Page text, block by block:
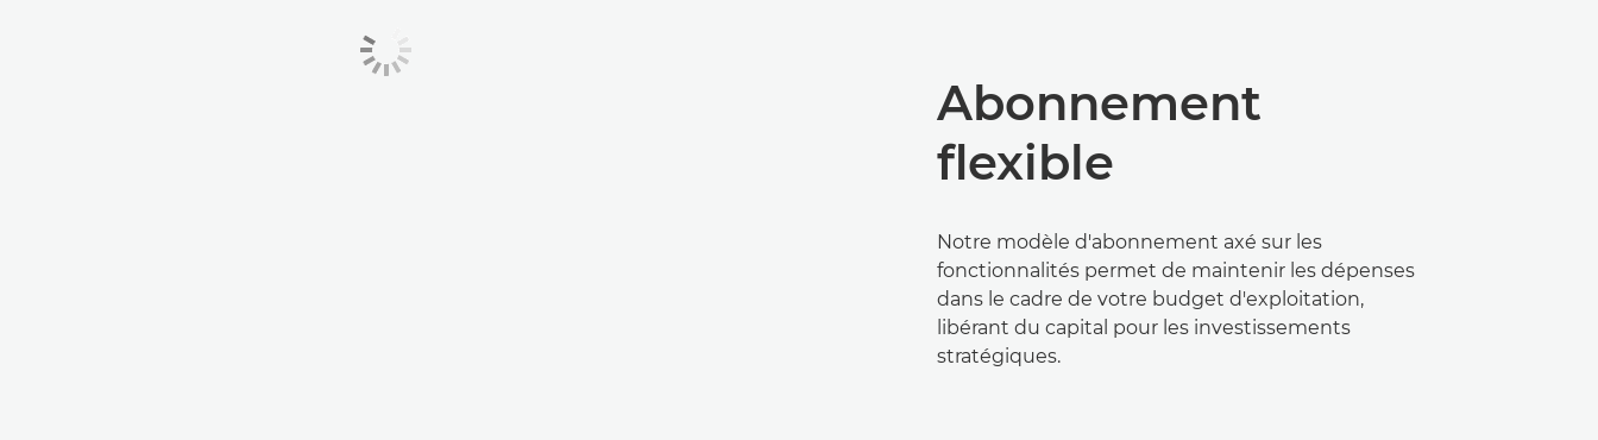
Abonnement
flexible
Notre modèle d'abonnement axé sur les
fonctionnalités permet de maintenir les dépenses
dans le cadre de votre budget d'exploitation,
libérant du capital pour les investissements
stratégiques.